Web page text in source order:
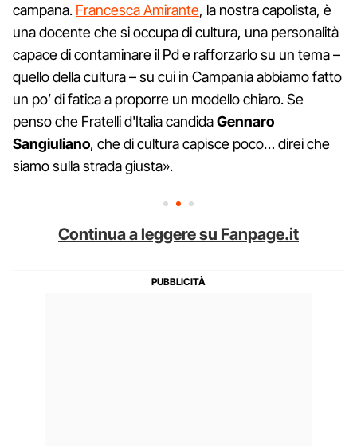
campana. Francesca Amirante, la nostra capolista, è
una docente che si occupa di cultura, una personalità
capace di contaminare il Pd e rafforzarlo su un tema –
quello della cultura – su cui in Campania abbiamo fatto
un po’ di fatica a proporre un modello chiaro. Se
penso che Fratelli d'Italia candidaGennaro
Sangiuliano, che di cultura capisce poco… direi che
siamo sulla strada giusta».
Continua a leggere su Fanpage.it